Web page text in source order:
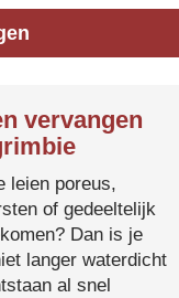
vervangen
leien poreus,
of gedeeltelijk
Dan is je
langer waterdicht
al snel